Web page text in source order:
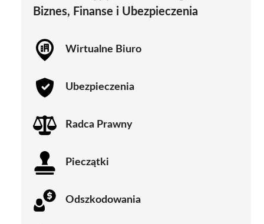
Biznes, Finanse i Ubezpieczenia
Wirtualne Biuro
Ubezpieczenia
Radca Prawny
Pieczątki
Odszkodowania